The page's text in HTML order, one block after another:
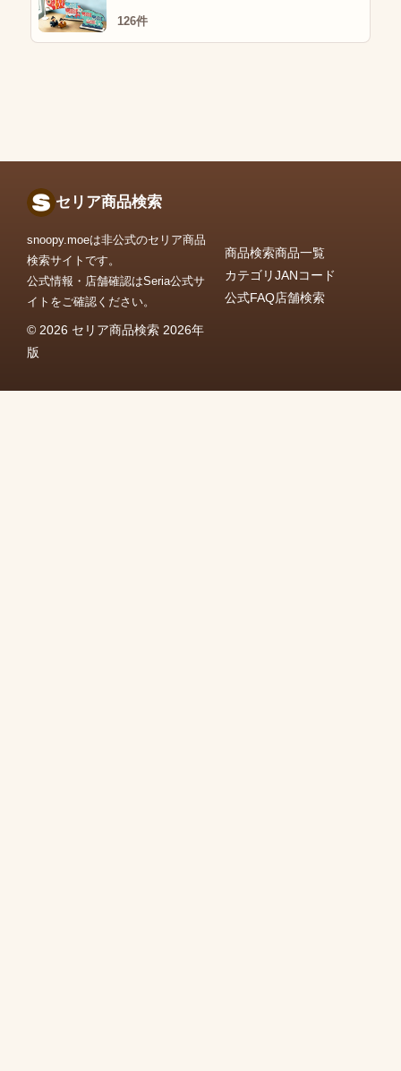
126件
セリア商品検索
snoopy.moeは非公式のセリア商品
検索サイトです。
公式情報・店舗確認はSeria公式サ
イトをご確認ください。
© 2026 セリア商品検索 2026年
版
商品検索商品一覧
カテゴリJANコード
公式FAQ店舗検索